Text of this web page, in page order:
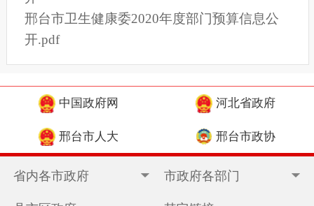
邢台市卫生健康委2020年度部门预算信息公
开.pdf
中国政府网 河北省政府
邢台市人大 邢台市政协
省内各市政府 市政府各部门